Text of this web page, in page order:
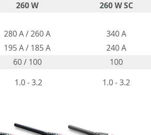
260 W
260 W SC
280 A / 260 A 340 A
195 A / 185 A 240 A
60 / 100 100
1.0 - 3.2 1.0 - 3.2